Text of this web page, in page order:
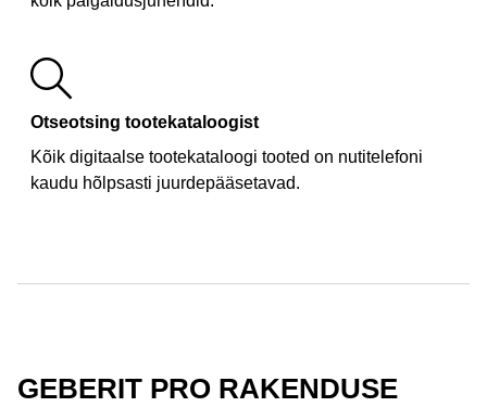
Otseotsing tootekataloogist
Kõik digitaalse tootekataloogi tooted on nutitelefoni
GEBERIT PRO RAKENDUSE